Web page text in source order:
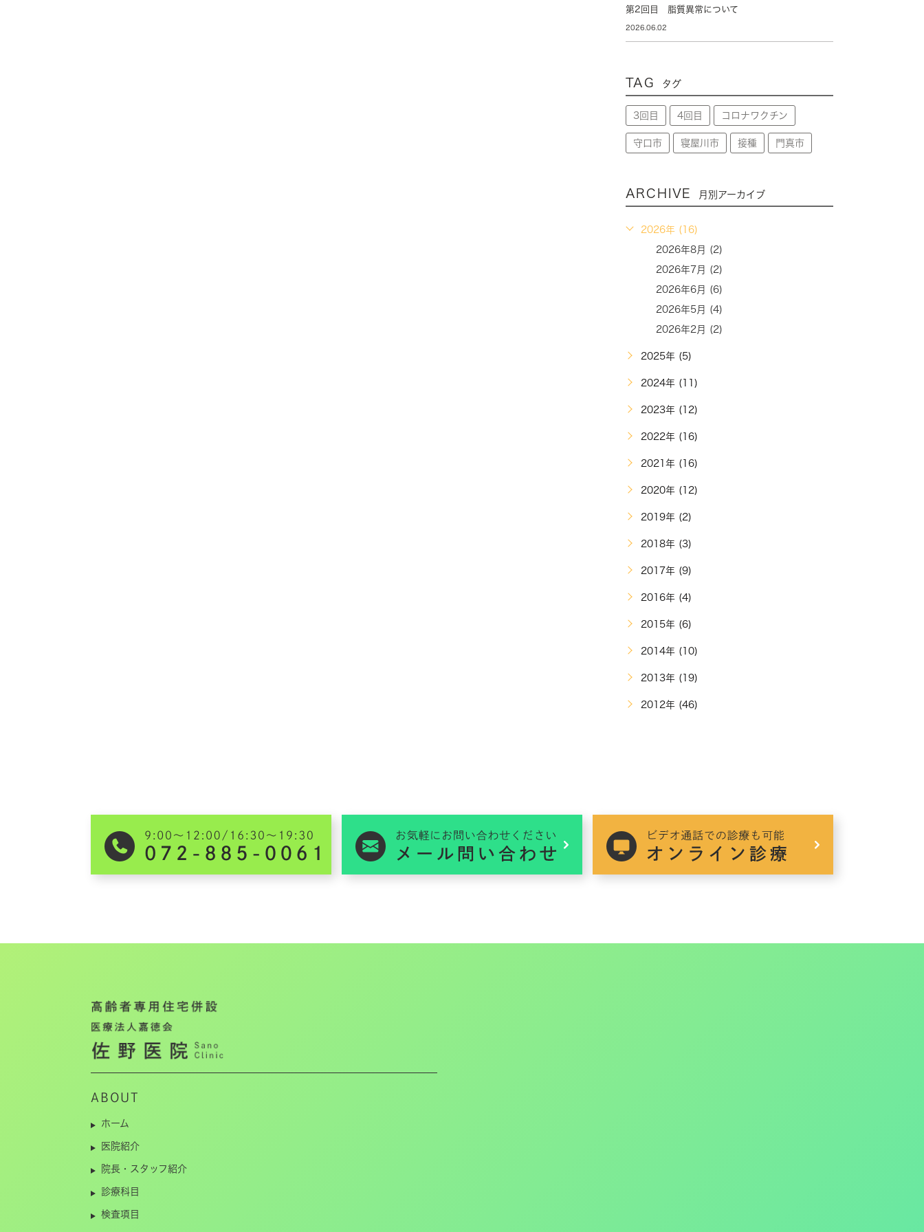
第2回目 脂質異常について
2026.06.02
TAG タグ
3回目 4回目 コロナワクチン
守口市 寝屋川市 接種 門真市
ARCHIVE 月別アーカイブ
2026年 (16)
2026年8月 (2)
2026年7月 (2)
2026年6月 (6)
2026年5月 (4)
2026年2月 (2)
2025年 (5)
2024年 (11)
2023年 (12)
2022年 (16)
2021年 (16)
2020年 (12)
2019年 (2)
2018年 (3)
2017年 (9)
2016年 (4)
2015年 (6)
2014年 (10)
2013年 (19)
2012年 (46)
ABOUT
ホーム
医院紹介
院長・スタッフ紹介
診療科目
検査項目